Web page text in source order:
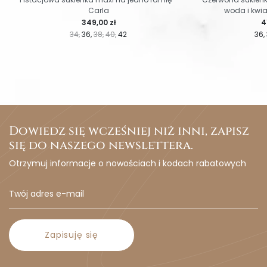
34 36 38 40 42
Cena
349,00 zł
Carla
36
woda i
Dowiedz się wcześniej niż inni, zapisz
się do naszego newslettera.
Otrzymuj informacje o nowościach i kodach rabatowych
Zapisuję się